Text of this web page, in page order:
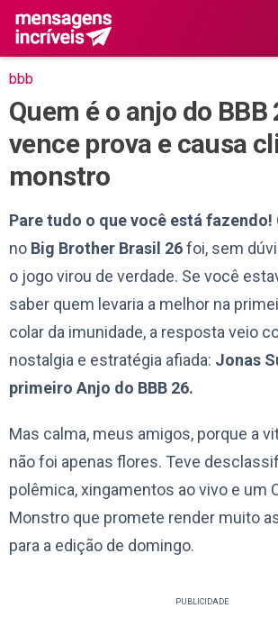
bbb
Quem é o anjo do BBB
vence prova e causa
monstro
Pare tudo o que você está fazendo!
no Big Brother Brasil 26foi, sem
o jogo virou de verdade. Se você
saber quem levaria a melhor na
colar da imunidade, a resposta veio
nostalgia e estratégia afiada: Jonas
primeiro Anjo do BBB 26.
Mas calma, meus amigos, porque a
não foi apenas flores. Teve
polêmica, xingamentos ao vivo e um
Monstro que promete render muito
para a edição de domingo.
PUBLICIDADE